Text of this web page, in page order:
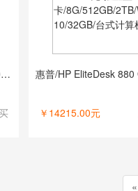
清华同方/THTF 超翔TF830-V050-1+TF2421(23.8英寸） 腾锐 D2000/23.8/独立显卡/1G/256GB/无/UOS V20/8GB/台式计算机
￥14215.00元
«